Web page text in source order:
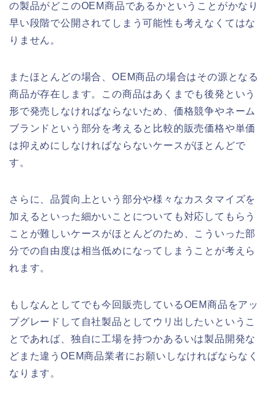
の製品がどこのOEM商品であるかということがかなり
早い段階で公開されてしまう可能性も考えなくてはな
りません。
またほとんどの場合、OEM商品の場合はその源となる
商品が存在します。この商品はあくまでも後発という
形で発売しなければならないため、価格競争やネーム
ブランドという部分を考えると比較的販売価格や単価
は抑えめにしなければならないケースがほとんどで
す。
さらに、品質向上という部分や様々なカスタマイズを
加えるといった細かいことについても対応してもらう
ことが難しいケースがほとんどのため、こういった部
分での自由度は相当低めになってしまうことが考えら
れます。
もしなんとしてでも今回販売しているOEM商品をアッ
プグレードして自社製品としてウリ出したいというこ
とであれば、独自に工場を持つかあるいは製品開発な
どまた違うOEM商品業者にお願いしなければならなく
なります。